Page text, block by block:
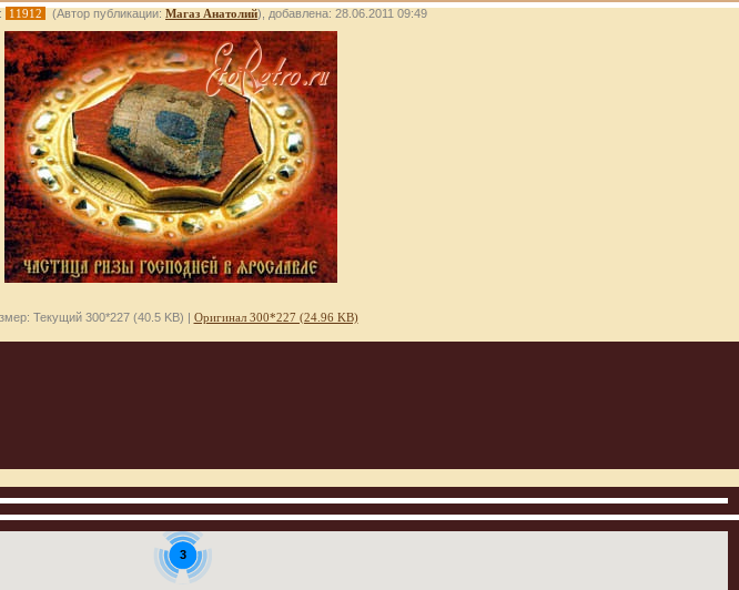
11912 (Автор публикации: Магаз Анатолий), добавлена: 28.06.2011 09:49
Текущий 300*227 (40.5 KB) | Оригинал 300*227 (24.96 KB)
3